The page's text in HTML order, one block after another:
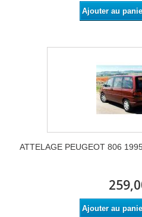
Ajouter au
ATTELAGE PEUGEOT 806
Ajouter au